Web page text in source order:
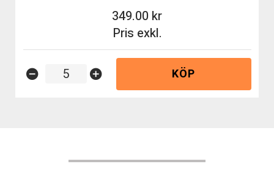
Pris exkl.
349.00
remove_circle add_circle KÖP